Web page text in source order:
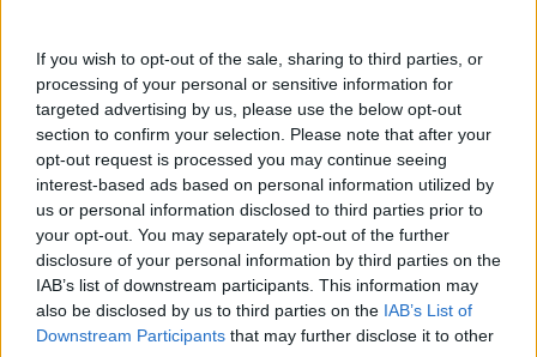
If you wish to opt-out of the sale, sharing to third parties, or
processing of your personal or sensitive information for
targeted advertising by us, please use the below opt-out
section to confirm your selection. Please note that after your
opt-out request is processed you may continue seeing
interest-based ads based on personal information utilized by
us or personal information disclosed to third parties prior to
your opt-out. You may separately opt-out of the further
disclosure of your personal information by third parties on the
IAB’s list of downstream participants. This information may
also be disclosed by us to third parties on the IAB’s List of
Downstream Participants that may further disclose it to other
Misto con auto, vicino al centro. Stratta stretta per rag...
Bellagio (CO) - 18.5km
Via Valassina 67